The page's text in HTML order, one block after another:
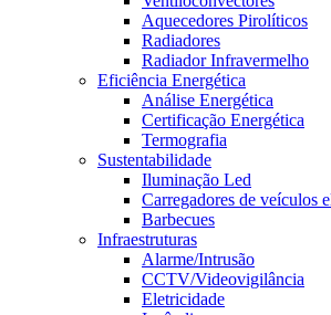
Aquecedores Pirolíticos
Radiadores
Radiador Infravermelho
Eficiência Energética
Análise Energética
Certificação Energética
Termografia
Sustentabilidade
Iluminação Led
Carregadores de veículos
Barbecues
Infraestruturas
Alarme/Intrusão
CCTV/Videovigilância
Eletricidade